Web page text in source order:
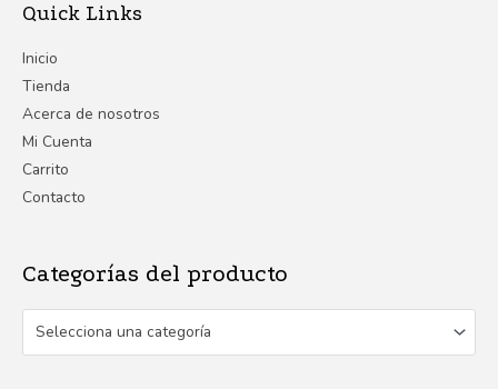
Quick Links
Inicio
Tienda
Acerca de nosotros
Mi Cuenta
Carrito
Contacto
Categorías del producto
Selecciona una categoría